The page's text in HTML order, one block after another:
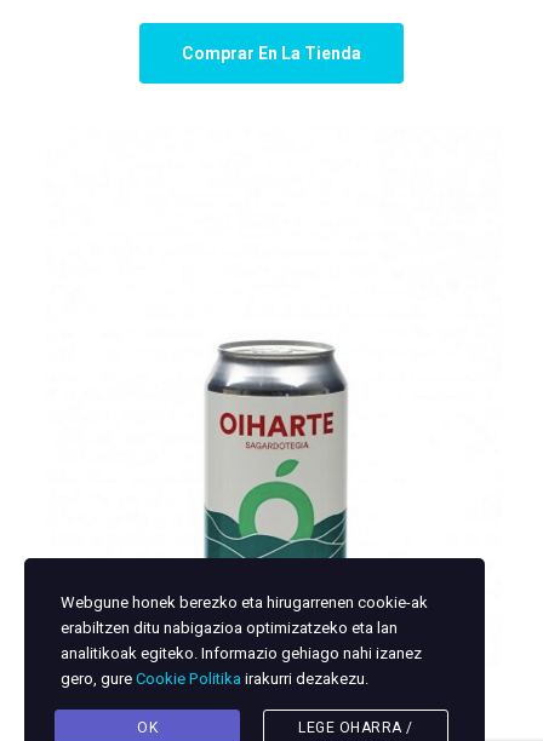
Comprar En La Tienda
Sidra D.O. Natural Lata Oiharte
Webgune honek berezko eta hirugarrenen cookie-ak
erabiltzen ditu nabigazioa optimizatzeko eta lan
analitikoak egiteko. Informazio gehiago nahi izanez
gero, gureCookie Politikairakurri dezakezu.
OK
LEGE OHARRA /